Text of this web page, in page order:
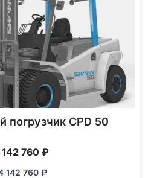
погрузчик CPD 50
142 760 ₽
142 760 ₽